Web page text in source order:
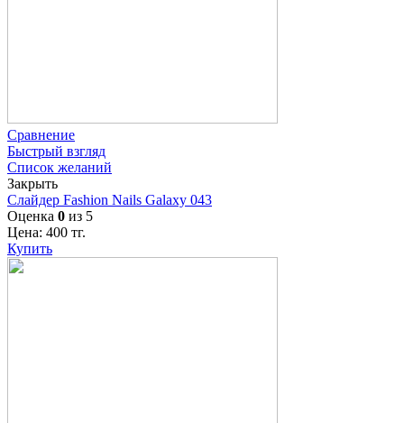
Сравнение
Быстрый взгляд
Список желаний
Закрыть
Слайдер Fashion Nails Galaxy 043
Оценка 0 из 5
Цена: 400 тг.
Купить